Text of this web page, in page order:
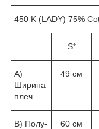
450 K (LADY) 75%
S*
A)
Ширина
плеч
49 см
B) Полу-
60 см